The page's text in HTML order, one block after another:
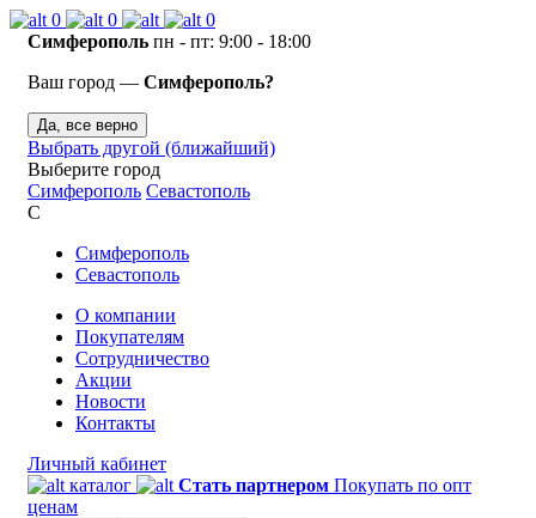
0 0
0
Симферополь пн - пт: 9:00 - 18:00
Ваш город — Симферополь?
Да, все верно
Выбрать другой (ближайший)
Выберите город
Симферополь Севастополь
С
Симферополь
Севастополь
О компании
Покупателям
Сотрудничество
Акции
Новости
Контакты
Личный кабинет
каталог
Стать партнером Покупать по опт
ценам